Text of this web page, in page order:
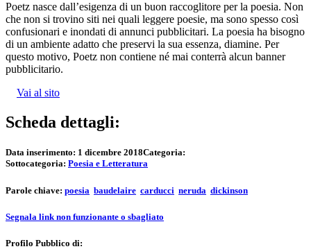
Poetz nasce dall’esigenza di un buon raccoglitore per la poesia. Non
che non si trovino siti nei quali leggere poesie, ma sono spesso così
confusionari e inondati di annunci pubblicitari. La poesia ha bisogno
di un ambiente adatto che preservi la sua essenza, diamine. Per
questo motivo, Poetz non contiene né mai conterrà alcun banner
pubblicitario.
Vai al sito
Scheda dettagli:
Data inserimento: 1 dicembre 2018Categoria:
Sottocategoria: Poesia e Letteratura
Parole chiave: poesia baudelaire carducci neruda dickinson
Segnala link non funzionante o sbagliato
Profilo Pubblico di: